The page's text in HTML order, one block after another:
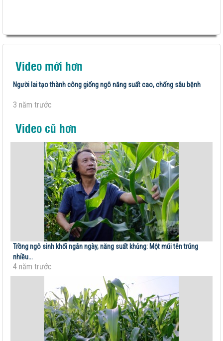
Video mới hơn
Người lai tạo thành công giống ngô năng suất cao, chống sâu bệnh
3 năm trước
Video cũ hơn
Trồng ngô sinh khối ngắn ngày, năng suất khủng: Một mũi tên trúng
nhiều...
4 năm trước